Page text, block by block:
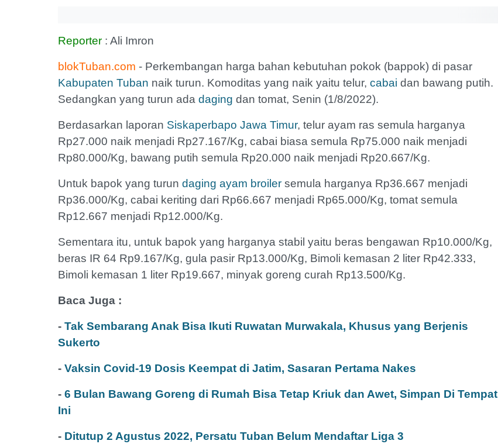
Reporter : Ali Imron
blokTuban.com - Perkembangan harga bahan kebutuhan pokok (bappok) di pasar
Kabupaten Tuban naik turun. Komoditas yang naik yaitu telur, cabai dan bawang putih.
Sedangkan yang turun ada daging dan tomat, Senin (1/8/2022).
Berdasarkan laporan Siskaperbapo Jawa Timur, telur ayam ras semula harganya
Rp27.000 naik menjadi Rp27.167/Kg, cabai biasa semula Rp75.000 naik menjadi
Rp80.000/Kg, bawang putih semula Rp20.000 naik menjadi Rp20.667/Kg.
Untuk bapok yang turun daging ayam broiler semula harganya Rp36.667 menjadi
Rp36.000/Kg, cabai keriting dari Rp66.667 menjadi Rp65.000/Kg, tomat semula
Rp12.667 menjadi Rp12.000/Kg.
Sementara itu, untuk bapok yang harganya stabil yaitu beras bengawan Rp10.000/Kg,
beras IR 64 Rp9.167/Kg, gula pasir Rp13.000/Kg, Bimoli kemasan 2 liter Rp42.333,
Bimoli kemasan 1 liter Rp19.667, minyak goreng curah Rp13.500/Kg.
Baca Juga :
- Tak Sembarang Anak Bisa Ikuti Ruwatan Murwakala, Khusus yang Berjenis
Sukerto
- Vaksin Covid-19 Dosis Keempat di Jatim, Sasaran Pertama Nakes
- 6 Bulan Bawang Goreng di Rumah Bisa Tetap Kriuk dan Awet, Simpan Di Tempat
Ini
- Ditutup 2 Agustus 2022, Persatu Tuban Belum Mendaftar Liga 3